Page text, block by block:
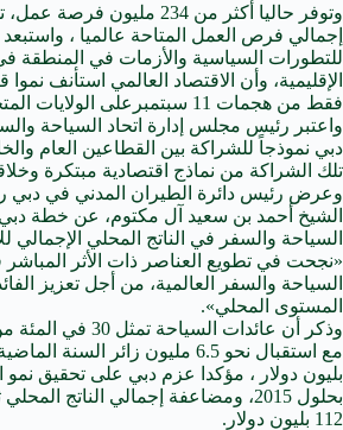
إجمالي فرص العمل المتاحة عالميا ، واستبعد
للتطورات السياسية والأزمات في المنطقة
الإقليمية، وأن الاقتصاد العالمي استأنف
فقط من هجمات 11 سبتمبرعلى الولايات المتحدة.
واعتبر رئيس مجلس إدارة اتحاد السياحة
دبي نموذجاً للشراكة بين القطاعين العام
تلك الشراكة من نماذج اقتصادية مبتكرة
وعرض رئيس دائرة الطيران المدني في دبي
الشيخ أحمد بن سعيد آل مكتوم، عن خطة
السياحة والسفر في الناتج المحلي الإجمالي
«نجحت في تطويع العناصر ذات الأثر
السياحة والسفر العالمية، من أجل تعزيز
المستوى المحلي».
وذكر أن عائدات
بحلول 2015، ومضاعفة إجمالي الناتج
112 بليون دولار.